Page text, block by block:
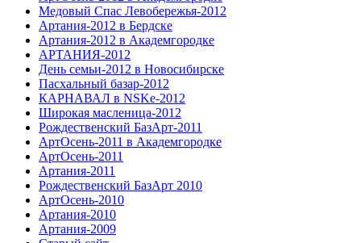
Медовый Спас Левобережья-2012
Артания-2012 в Бердске
Артания-2012 в Академгородке
АРТАНИЯ-2012
День семьи-2012 в Новосибирске
Пасхальный базар-2012
КАРНАВАЛ в NSKe-2012
Широкая масленица-2012
Рождественский БазАрт-2011
АртОсень-2011 в Академгородке
АртОсень-2011
Артания-2011
Рождественский БазАрт 2010
АртОсень-2010
Артания-2010
Артания-2009